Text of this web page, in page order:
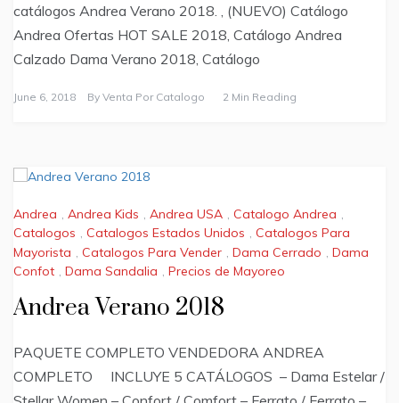
catálogos Andrea Verano 2018. , (NUEVO) Catálogo
Andrea Ofertas HOT SALE 2018, Catálogo Andrea
Calzado Dama Verano 2018, Catálogo
June 6, 2018 By Venta Por Catalogo 2 Min Reading
Andrea , Andrea Kids , Andrea USA , Catalogo Andrea ,
Catalogos , Catalogos Estados Unidos , Catalogos Para
Mayorista , Catalogos Para Vender , Dama Cerrado , Dama
Confot , Dama Sandalia , Precios de Mayoreo
Andrea Verano 2018
PAQUETE COMPLETO VENDEDORA ANDREA
COMPLETO INCLUYE 5 CATÁLOGOS – Dama Estelar /